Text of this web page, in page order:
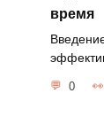
время
0